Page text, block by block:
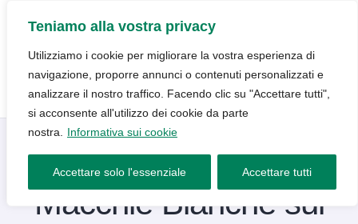
Teniamo alla vostra privacy
Utilizziamo i cookie per migliorare la vostra esperienza di
navigazione, proporre annunci o contenuti personalizzati e
analizzare il nostro traffico. Facendo clic su "Accettare tutti",
si acconsente all'utilizzo dei cookie da parte
nostra.
Informativa sui cookie
Accettare solo l'essenziale Accettare tutti
Macchie Bianche sui